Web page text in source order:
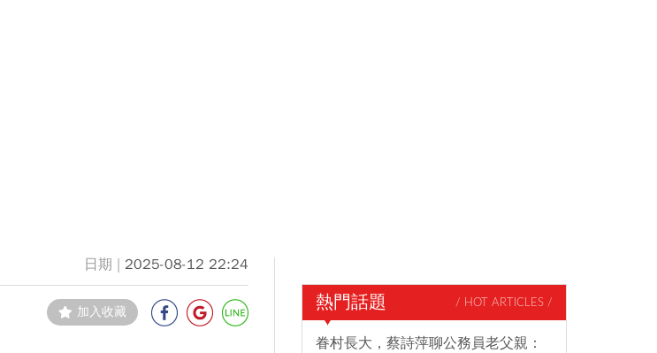
2025-08-12 22:24
加入收藏 熱門話題 / HOT ARTICLES /
眷村長大，蔡詩萍聊公務員老父親：